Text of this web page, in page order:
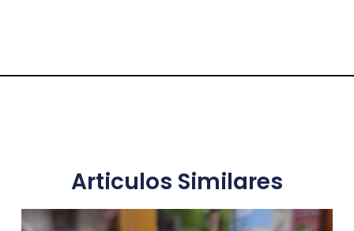
Articulos Similares